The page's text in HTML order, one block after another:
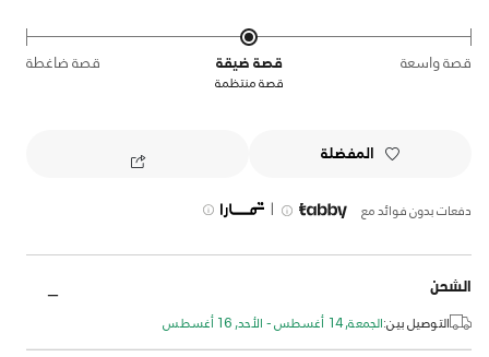
قصة واسعة قصة ضيقة قصة ضاغطة
قصة منتظمة
المفضلة
دفعات بدون فوائد مع |
الشحن
التوصيل بين:الجمعة, 14 أغسطس - الأحد, 16 أغسطس